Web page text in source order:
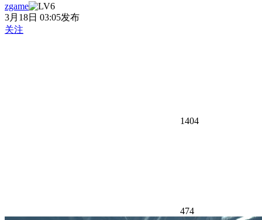
zgame
3月18日 03:05发布
关注
1404
474